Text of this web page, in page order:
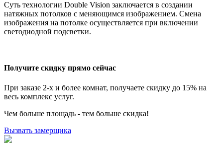
Суть технологии Double Vision заключается в создании
натяжных потолков с меняющимся изображением. Смена
изображения на потолке осуществляется при включении
светодиодной подсветки.
Получите скидку прямо сейчас
При заказе 2-х и более комнат, получаете скидку до 15% на
весь комплекс услуг.
Чем больше площадь - тем больше скидка!
Вызвать замерщика